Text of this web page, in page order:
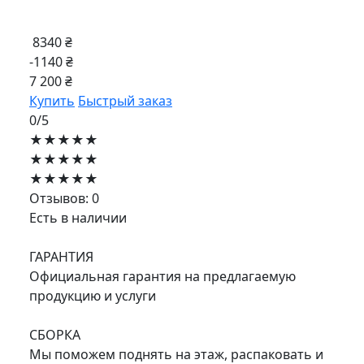
8340 ₴
-1140 ₴
7 200 ₴
Купить Быстрый заказ
0/5
★★★★★
★★★★★
★★★★★
Отзывов: 0
Есть в наличии
ГАРАНТИЯ
Официальная гарантия на предлагаемую
продукцию и услуги
СБОРКА
Мы поможем поднять на этаж, распаковать и